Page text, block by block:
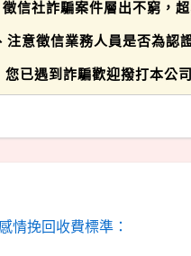
徵信社詐騙案件層出不窮，
注意徵信業務人員是否為認
您已遇到詐騙歡迎撥打本公
情挽回收費標準：